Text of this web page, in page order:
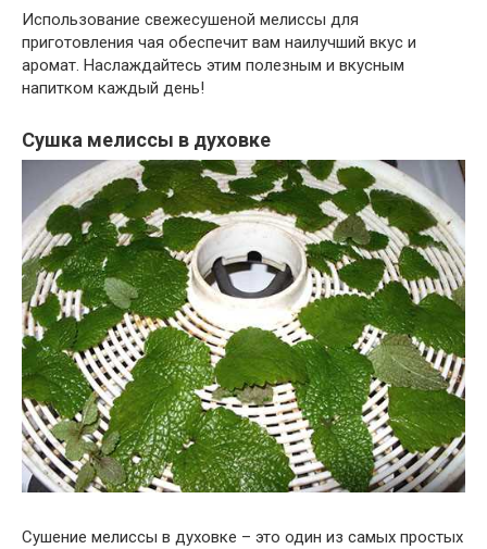
Использование свежесушеной мелиссы для
приготовления чая обеспечит вам наилучший вкус и
аромат. Наслаждайтесь этим полезным и вкусным
напитком каждый день!
Сушка мелиссы в духовке
Сушение мелиссы в духовке – это один из самых простых